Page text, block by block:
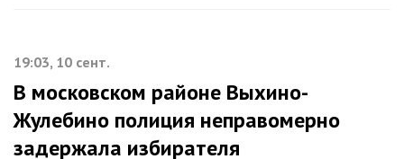
19:03, 10 сент.
В московском районе Выхино-
Жулебино полиция неправомерно
задержала избирателя